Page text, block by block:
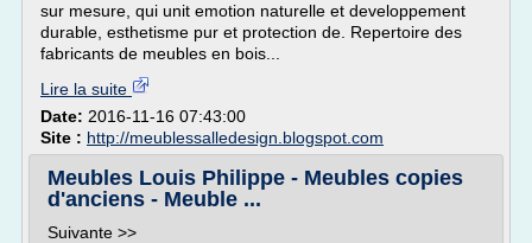
sur mesure, qui unit emotion naturelle et developpement
durable, esthetisme pur et protection de. Repertoire des
fabricants de meubles en bois...
Lire la suite
Date: 2016-11-16 07:43:00
Site : http://meublessalledesign.blogspot.com
Meubles Louis Philippe - Meubles copies
d'anciens - Meuble ...
Suivante >>